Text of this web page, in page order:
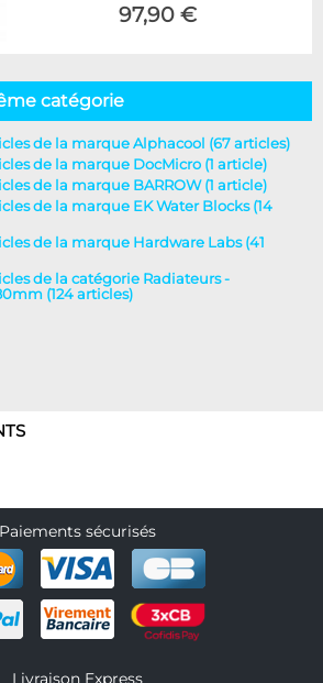
97,90 €
catégorie
de la marque Alphacool (67 articles)
de la marque DocMicro (1 article)
de la marque BARROW (1 article)
de la marque EK Water Blocks (14
de la marque Hardware Labs (41
de la catégorie Radiateurs -
(124 articles)
Paiements sécurisés
Livraison Express